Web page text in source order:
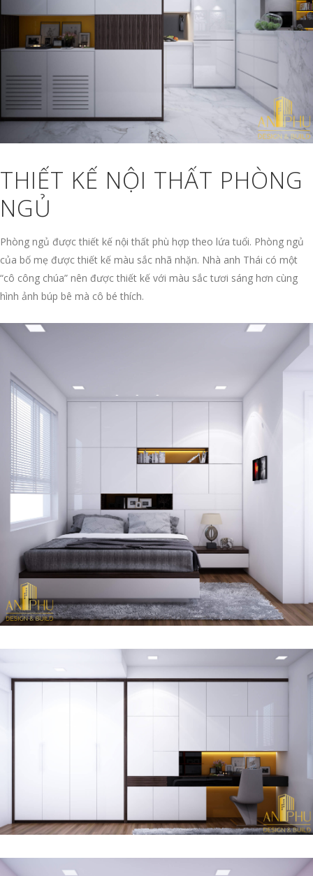
THIẾT KẾ NỘI THẤT PHÒNG
NGỦ
Phòng ngủ được thiết kế nội thất phù hợp theo lứa tuổi. Phòng ngủ
của bố mẹ được thiết kế màu sắc nhã nhặn. Nhà anh Thái có một
“cô công chúa” nên được thiết kế với màu sắc tươi sáng hơn cùng
hình ảnh búp bê mà cô bé thích.